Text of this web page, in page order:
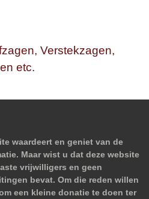
Verstekzagen,
etc.
waardeert en geniet van de
Maar wist u dat deze website
vrijwilligers en geen
bevat. Om die reden willen
een kleine donatie te doen ter